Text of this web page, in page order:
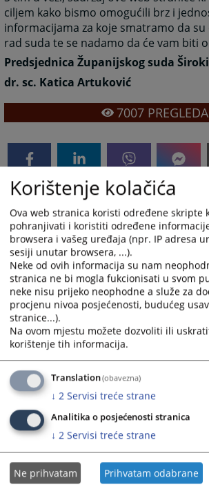
ciljem kako bismo omogućili brz i
informacijama za koje smatramo da su
rad suda te se nadamo da će vam biti
Predsjednica Županijskog suda
dr. sc. Katica Artuković
7007PREGLEDA
Korištenje kolačića
Ova web stranica koristi određene skripte
pohranjivati i koristiti određene
browsera i vašeg uređaja (npr. IP adresa
sesiji unutar browsera, ...).
Neke od ovih informacija su nam
stranica ne bi mogla fukcionisati u svom
neke nisu prijeko neophodne a služe za
procjenu nivoa posjećenosti, budućeg
stranice...).
Na ovom mjestu možete dozvoliti ili
korištenje tih informacija.
Translation(obavezna)
↓ 2 Servisi treće strane
Analitika o posjećenosti stranica
↓ 2 Servisi treće strane
Ne prihvatam Prihvatam odabrane